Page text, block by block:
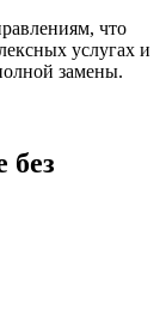
что
услугах и
замены.
без